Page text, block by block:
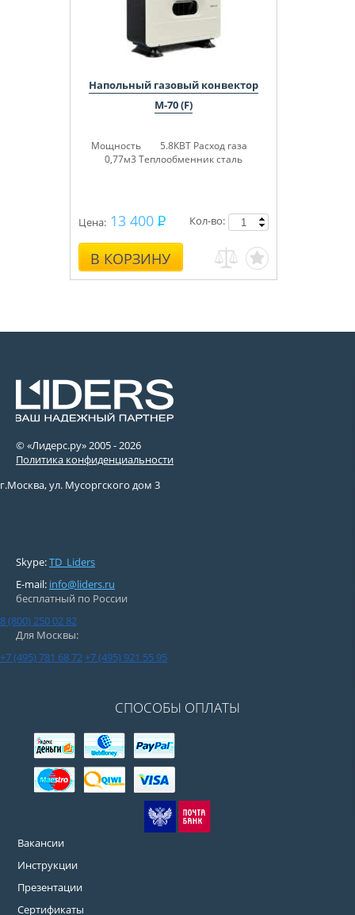
Напольный газовый конвектор
М-70 (F)
Мощность 5.8КВТ Расход газа
0,77м3 Теплообменник сталь
Цена: 13 400
В КОРЗИНУ
Кол-во:
© «Лидерс.ру» 2005 -2026
Политика конфиденциальности
г.Москва, ул. Мусоргского дом 3
Skype:TD_Liders
E-mail: info@liders.ru
бесплатный по России
8 (800) 250 02 82
Для Москвы:
+7 (495) 781 68 72+7 (495) 921 55 95
СПОСОБЫ ОПЛАТЫ
Вакансии
Инструкции
Презентации
Сертификаты